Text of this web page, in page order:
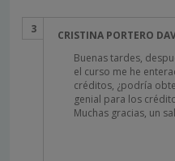
CRISTINA PORTERO
Buenas tardes,
el curso me he
créditos, ¿podría
genial para los
Muchas gracias, un